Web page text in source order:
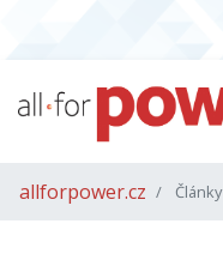
allforpower.cz Články